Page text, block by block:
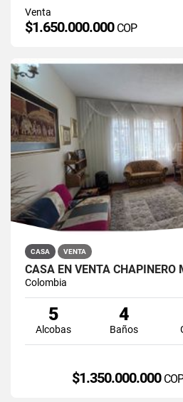
Venta
$1.650.000.000 COP
CASA VENTA
CASA EN VENTA CHAPINERO
Colombia
5
Alcobas
4
Baños
$1.350.000.000